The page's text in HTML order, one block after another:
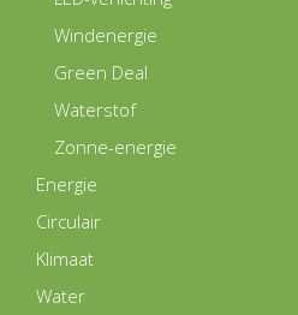
Windenergie
Green Deal
Waterstof
Zonne-energie
Energie
Circulair
Klimaat
Water